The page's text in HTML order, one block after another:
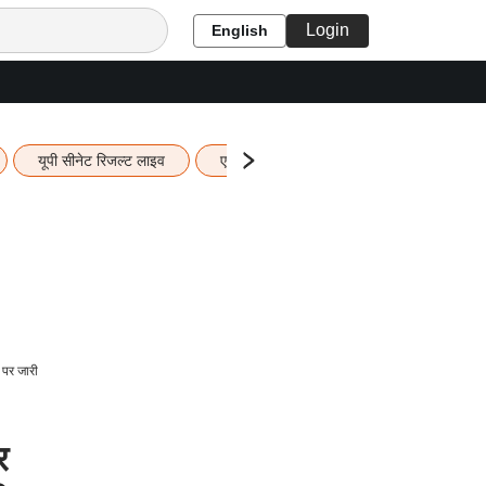
English Login
यूपी सीनेट रिजल्ट लाइव एचबीएसई 12वीं का रिजल्ट लाइव
जारी